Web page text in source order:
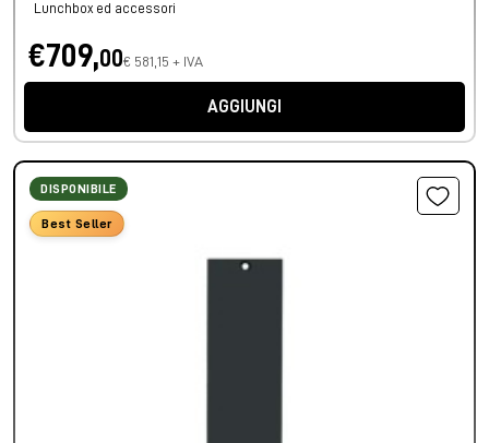
Lunchbox ed accessori
€709,00€ 581,15 + IVA
AGGIUNGI
DISPONIBILE
Best Seller